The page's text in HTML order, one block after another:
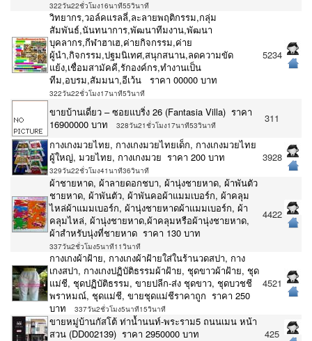
322วัน22ชั่วโมง16นาที55วินาที
วิทยากร,วอล์คแรลลี่,ละลายพฤติกรรม,กลุ่ม
สัมพันธ์,นันทนาการ,พัฒนาทีมงาน,พัฒนา
บุคลากร,กีฬาฮาเฮ,ค่ายกิจกรรม,ค่าย
ผู้นำ,กิจกรรม,ปฐมนิเทศ,สนุกสนาน,ลดความขัด
แย้ง,เชื่อมสามัคคี,รักองค์กร,ทำงานเป็น
ทีม,อบรม,สัมมนา,อีเว้น ราคา 00000 บาท
322วัน22ชั่วโมง17นาที5วินาที
5234
ขายบ้านเดี่ยว – ซอยแบริ่ง 26 (Fantasia Villa) ราคา
16900000 บาท
328วัน21ชั่วโมง17นาที53วินาที
311
กางเกงมวยไทย, กางเกงมวยไทยเด็ก, กางเกงมวยไทย
ผู้ใหญ่, มวยไทย, กางเกงมวย ราคา 200 บาท
329วัน22ชั่วโมง41นาที36วินาที
3928
ผ้าชายหาด, ผ้าลายดอกชบา, ผ้านุ่งชายหาด, ผ้าพันตัว
ชายหาด, ผ้าพันตัว, ผ้าพันคอผ้าแมมเบอร์ก, ผ้าคลุม
ไหล่ผ้าแมมเบอร์ก, ผ้านุ่งชายหาดผ้าแมมเบอร์ก, ผ้า
คลุมไหล่, ผ้านุ่งชายหาด,ผ้าคลุมหรือผ้านุ่งชายหาด,
ผ้าสำหรับนุ่งที่ชายหาด ราคา 130 บาท
337วัน2ชั่วโมง5นาที11วินาที
4422
กางเกงผ้าฝ้าย, กางเกงผ้าฝ้ายใส่ในร้านวดสปา, กาง
เกงสปา, กางเกงปฏิบัติธรรมผ้าฝ้าย, ชุดขาวผ้าฝ้าย, ชุด
แม่ชี, ชุดปฏิบัติธรรม, ขายปลีก-ส่ง ชุดขาว, ชุดบวชชี
พราหมณ์, ชุดแม่ชี, ขายชุดแม่ชีราคาถูก ราคา 250
บาท
337วัน2ชั่วโมง5นาที15วินาที
4521
ขายหมู่บ้านกัสโต้​ ท่าน้ำนนท์-พระราม5 ถนนเมน หน้า
สวน (DD002139) ราคา 2950000 บาท
425